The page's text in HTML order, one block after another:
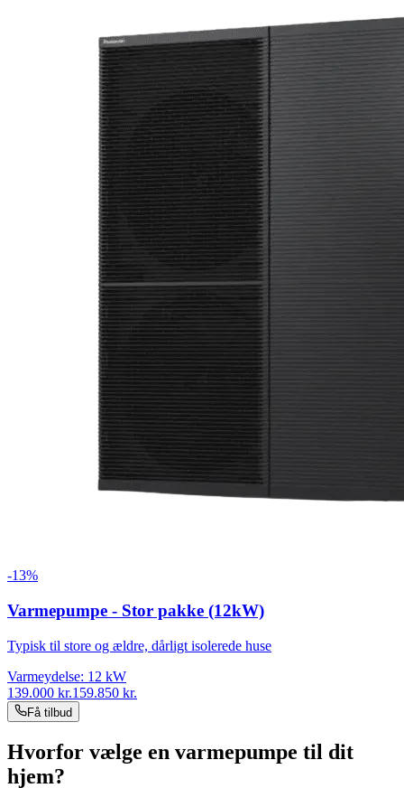
-13%
Varmepumpe - Stor pakke (12kW)
Typisk til store og ældre, dårligt isolerede huse
Varmeydelse: 12 kW
139.000 kr.159.850 kr.
Få tilbud
Hvorfor vælge en varmepumpe til dit
hjem?